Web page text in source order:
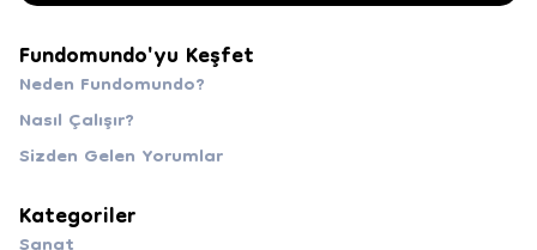
Fundomundo'yu Keşfet
Neden Fundomundo?
Nasıl Çalışır?
Sizden Gelen Yorumlar
Kategoriler